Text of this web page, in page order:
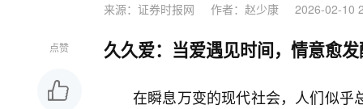
来源：证券时报网 作者：赵少康 2026-02-10
点赞 久久爱：当爱遇见时间，情意愈
在瞬息万变的现代社会，人们似乎